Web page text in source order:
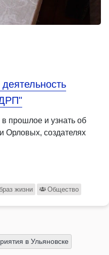
в прошлое и узнать об
Орловых, создателях
жизни Общество
в Ульяновске